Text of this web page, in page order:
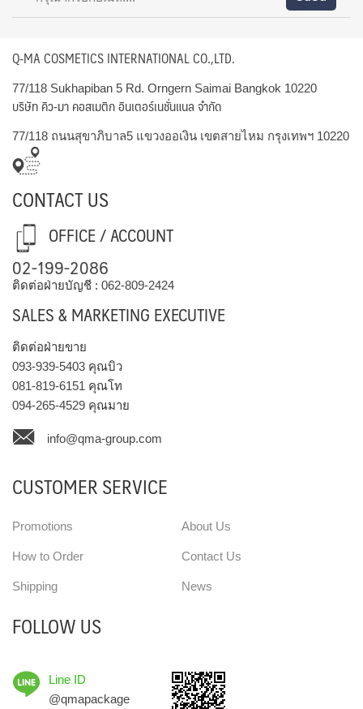
Q-MA COSMETICS INTERNATIONAL CO.,LTD.
77/118 Sukhapiban 5 Rd. Orngern Saimai Bangkok 10220
บริษัท คิว-มา คอสเมติก อินเตอร์เนชั่นแนล จำกัด
77/118 ถนนสุขาภิบาล5 แขวงออเงิน เขตสายไหม กรุงเทพฯ 10220
CONTACT US
OFFICE / ACCOUNT
02-199-2086
ติดต่อฝ่ายบัญชี : 062-809-2424
SALES & MARKETING EXECUTIVE
ติดต่อฝ่ายขาย
093-939-5403 คุณบิว
081-819-6151 คุณโท
094-265-4529 คุณมาย
info@qma-group.com
CUSTOMER SERVICE
Promotions
How to Order
Shipping
About Us
Contact Us
News
FOLLOW US
Line ID
@qmapackage